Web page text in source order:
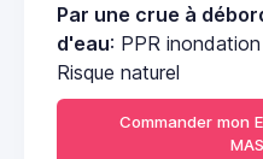
Par une crue à
d'eau: PPR
Risque naturel
Commander mon